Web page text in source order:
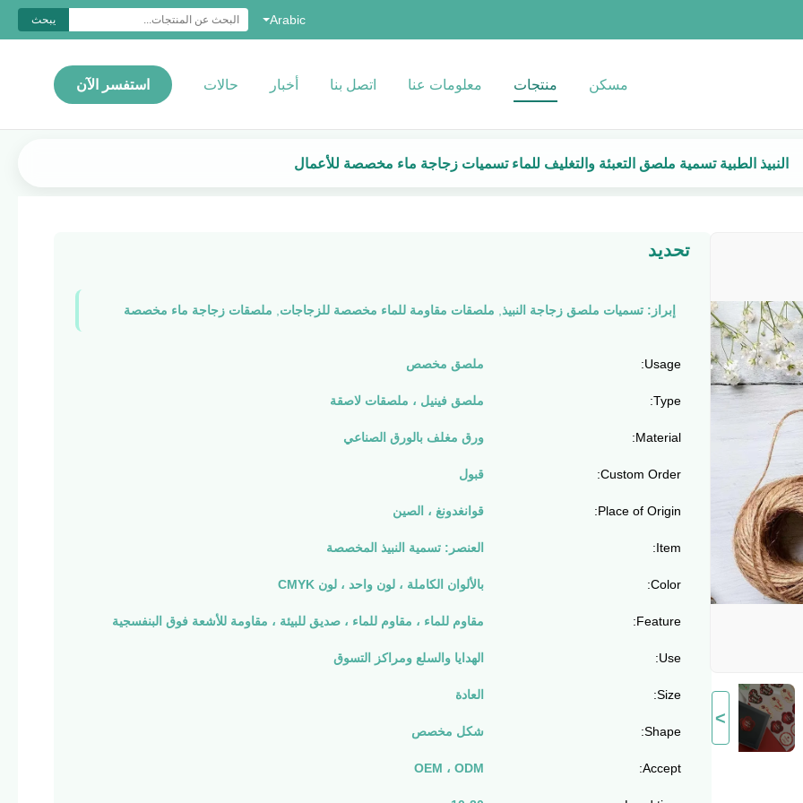
Arabic يبحث
مسكن منتجات معلومات عنا اتصل بنا أخبار حالات استفسر الآن
النبيذ الطبية تسمية ملصق التعبئة والتغليف للماء تسميات زجاجة ماء مخصصة للأعمال
>
تحديد
إبراز: تسميات ملصق زجاجة النبيذ ملصقات مقاومة للماء مخصصة للزجاجات ملصقات زجاجة ماء مخصصة
Usage: ملصق مخصص
Type: ملصق فينيل ، ملصقات لاصقة
Material: ورق مغلف بالورق الصناعي
Custom Order: قبول
Place of Origin: قوانغدونغ ، الصين
Item: العنصر: تسمية النبيذ المخصصة
Color: بالألوان الكاملة ، لون واحد ، لون CMYK
Feature: مقاوم للماء ، مقاوم للماء ، صديق للبيئة ، مقاومة للأشعة فوق البنفسجية
Use: الهدايا والسلع ومراكز التسوق
Size: العادة
Shape: شكل مخصص
Accept: OEM ، ODM